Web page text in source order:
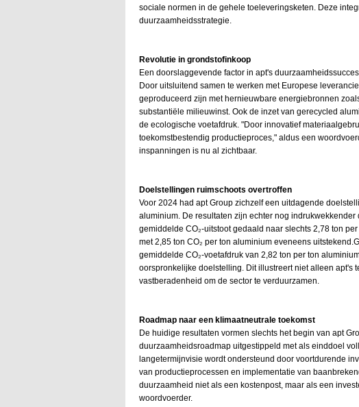
sociale normen in de gehele toeleveringsketen. Deze
duurzaamheidsstrategie.
Revolutie in grondstofinkoop
Een doorslaggevende factor in apt's
Door uitsluitend samen te werken met Europese
geproduceerd zijn met hernieuwbare energiebronnen
substantiële milieuwinst. Ook de inzet van gerecycled
de ecologische voetafdruk. "Door innovatief
toekomstbestendig productieproces," aldus een
inspanningen is nu al zichtbaar.
Doelstellingen ruimschoots overtroffen
Voor 2024 had apt Group zichzelf een uitdagende
aluminium. De resultaten zijn echter nog
gemiddelde CO₂-uitstoot gedaald naar slechts 2,78 ton
met 2,85 ton CO₂ per ton aluminium eveneens
gemiddelde CO₂-voetafdruk van 2,82 ton per ton
oorspronkelijke doelstelling. Dit illustreert niet alleen apt's
vastberadenheid om de sector te verduurzamen.
Roadmap naar een klimaatneutrale toekomst
De huidige resultaten vormen slechts het begin van apt
duurzaamheidsroadmap uitgestippeld met als einddoel
langetermijnvisie wordt ondersteund door voortdurende
van productieprocessen en implementatie van
duurzaamheid niet als een kostenpost, maar als een
woordvoerder.